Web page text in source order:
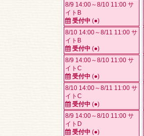
8/9 14:00～8/10 11:00 サ
イトB
受付中 (●)
8/10 14:00～8/11 11:00 サ
イトB
受付中 (●)
8/9 14:00～8/10 11:00 サ
イトC
受付中 (●)
8/10 14:00～8/11 11:00 サ
イトC
受付中 (●)
8/9 14:00～8/10 11:00 サ
イトD
受付中 (●)